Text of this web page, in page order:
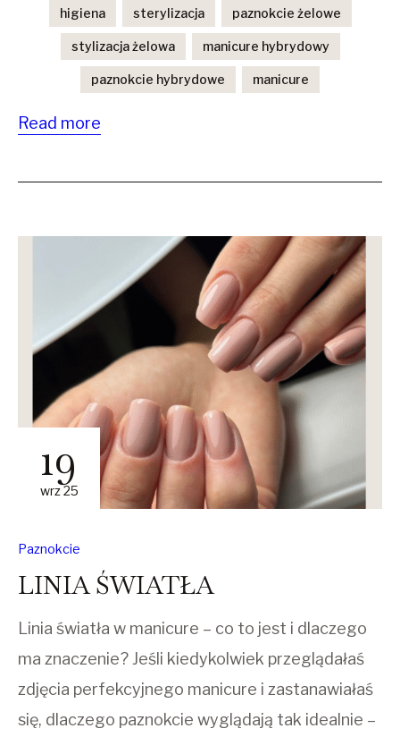
higiena sterylizacja paznokcie żelowe
stylizacja żelowa manicure hybrydowy
paznokcie hybrydowe manicure
Read more
19
wrz 25
Paznokcie
LINIA ŚWIATŁA
Linia światła w manicure – co to jest i dlaczego
ma znaczenie? Jeśli kiedykolwiek przeglądałaś
zdjęcia perfekcyjnego manicure i zastanawiałaś
się, dlaczego paznokcie wyglądają tak idealnie –